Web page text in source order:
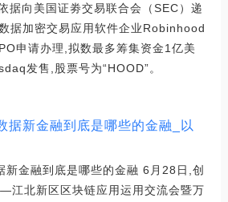
据向美国证劵交易联合会（SEC）递
据加密交易应用软件企业Robinhood
申请办理,拟数最多筹集资金1亿美
发售,股票号为“HOOD”。
据新金融到底是哪些的金融_以
新金融到底是哪些的金融 6月28日,创
江北新区区块链应用运用交流会暨万